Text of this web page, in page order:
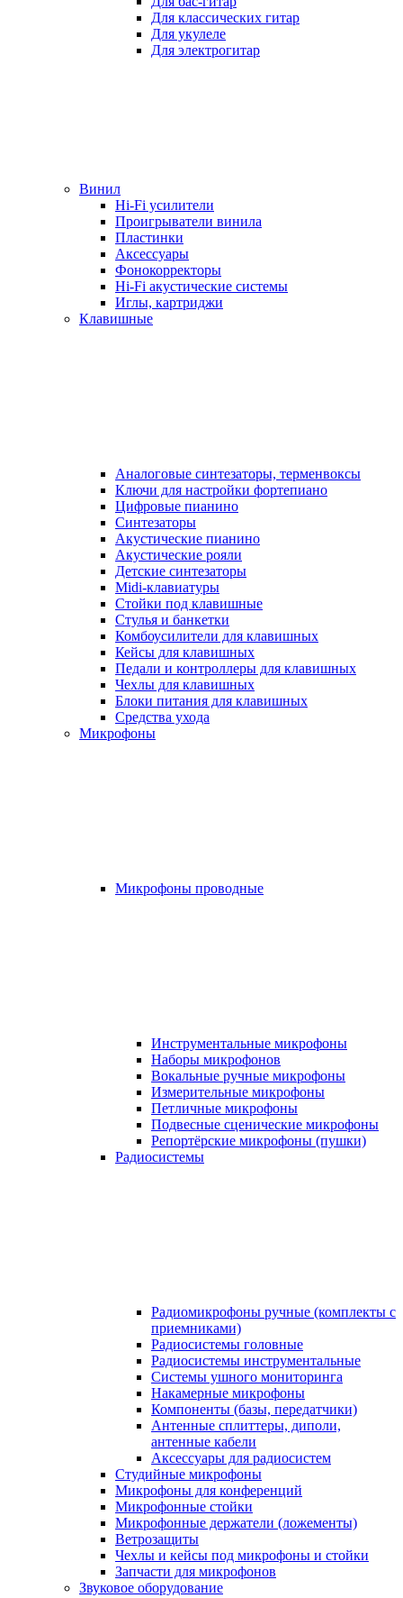
Для классических гитар
Для укулеле
Для электрогитар
Винил
Hi-Fi усилители
Проигрыватели винила
Пластинки
Аксессуары
Фонокорректоры
Hi-Fi акустические системы
Иглы, картриджи
Клавишные
Аналоговые синтезаторы, терменвоксы
Ключи для настройки фортепиано
Цифровые пианино
Синтезаторы
Акустические пианино
Акустические рояли
Детские синтезаторы
Midi-клавиатуры
Стойки под клавишные
Стулья и банкетки
Комбоусилители для клавишных
Кейсы для клавишных
Педали и контроллеры для клавишных
Чехлы для клавишных
Блоки питания для клавишных
Средства ухода
Микрофоны
Микрофоны проводные
Инструментальные микрофоны
Наборы микрофонов
Вокальные ручные микрофоны
Измерительные микрофоны
Петличные микрофоны
Подвесные сценические микрофоны
Репортёрские микрофоны (пушки)
Радиосистемы
Радиомикрофоны ручные (комплекты с
приемниками)
Радиосистемы головные
Радиосистемы инструментальные
Системы ушного мониторинга
Накамерные микрофоны
Компоненты (базы, передатчики)
Антенные сплиттеры, диполи,
антенные кабели
Аксесcуары для радиосистем
Студийные микрофоны
Микрофоны для конференций
Микрофонные стойки
Микрофонные держатели (ложементы)
Ветрозащиты
Чехлы и кейсы под микрофоны и стойки
Запчасти для микрофонов
Звуковое оборудование